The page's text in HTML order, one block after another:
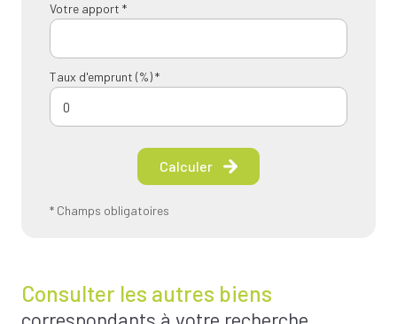
Votre apport *
Taux d'emprunt (%) *
Calculer
* Champs obligatoires
Consulter les autres biens